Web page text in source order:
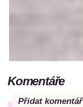
Komentáře
Přidat komentář